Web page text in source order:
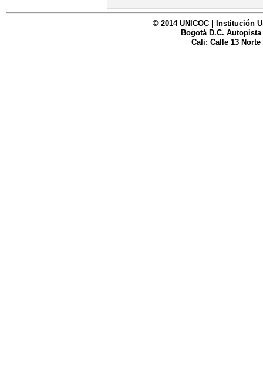
© 2014 UNICOC | Institución
Bogotá D.C. Autopista
Cali: Calle 13 Norte